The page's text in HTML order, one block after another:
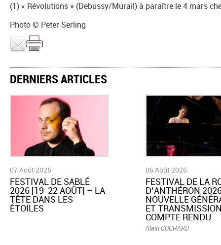
(1) « Révolutions » (Debussy/Murail) à paraître le 4 mars
Photo © Peter Serling
DERNIERS ARTICLES
07 Août 2026
​FESTIVAL DE SABLÉ
2026 [19-22 AOÛT] – LA
TÊTE DANS LES
ÉTOILES
06 Août 2026
​FESTIVAL DE LA
D’ANTHÉRON
NOUVELLE
ET
COMPTE RENDU
Alain COCHARD